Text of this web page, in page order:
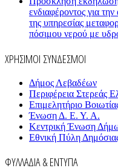
ενδιαφέροντος για
της υπηρεσίας
πόσιμου νερού με
ΧΡΗΣΙΜΟΙ ΣΥΝΔΕΣΜΟΙ
Δήμος Λεβαδέων
Περιφέρεια Στερεάς
Επιμελητήριο
Ένωση Δ. Ε. Υ. Α.
Κεντρική Ένωση
Εθνική Πύλη
ΦΥΛΛΑΔΙΑ & ΕΝΤΥΠΑ